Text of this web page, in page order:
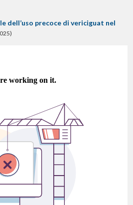
dell’uso precoce di vericiguat nel